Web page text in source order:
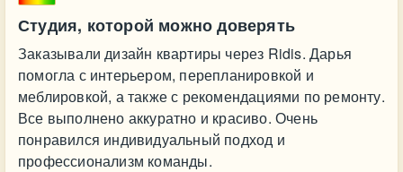
Студия, которой можно доверять
Заказывали дизайн квартиры через Ridis. Дарья
помогла с интерьером, перепланировкой и
меблировкой, а также с рекомендациями по ремонту.
Все выполнено аккуратно и красиво. Очень
понравился индивидуальный подход и
профессионализм команды.